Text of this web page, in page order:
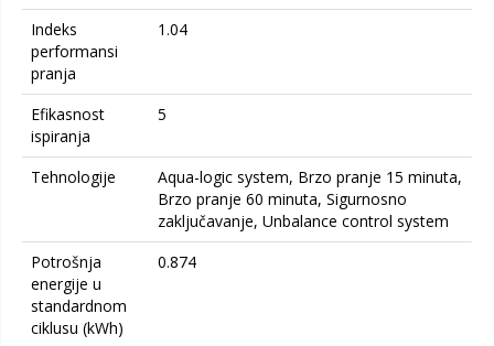
Indeks
performansi
pranja
1.04
Efikasnost
ispiranja
5
Tehnologije
Aqua-logic system, Brzo pranje 15 minuta,
Brzo pranje 60 minuta, Sigurnosno
zaključavanje, Unbalance control system
Potrošnja
energije u
standardnom
ciklusu (kWh)
0.874